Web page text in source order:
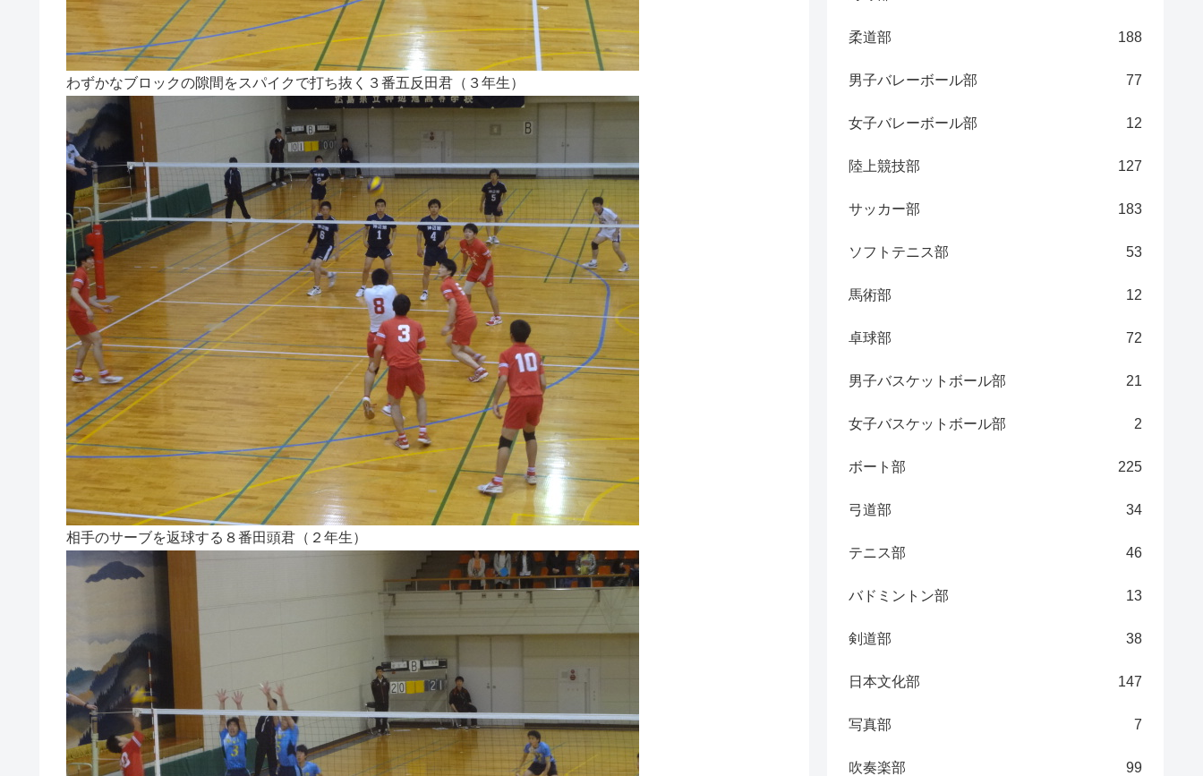
わずかなブロックの隙間をスパイクで打ち抜く３番五反田君（３年生）
相手のサーブを返球する８番田頭君（２年生）
柔道部 188
男子バレーボール部 77
女子バレーボール部 12
陸上競技部 127
サッカー部 183
ソフトテニス部 53
馬術部 12
卓球部 72
男子バスケットボール部 21
女子バスケットボール部 2
ボート部 225
弓道部 34
テニス部 46
バドミントン部 13
剣道部 38
日本文化部 147
写真部 7
吹奏楽部 99